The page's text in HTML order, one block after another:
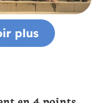
plus